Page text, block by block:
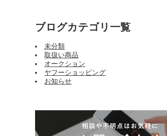
ブログカテゴリ一覧
未分類
取扱い商品
オークション
ヤフーショッピング
お知らせ